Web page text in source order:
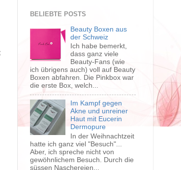
BELIEBTE POSTS
Beauty Boxen aus
der Schweiz
Ich habe bemerkt,
dass ganz viele
Beauty-Fans (wie
ich übrigens auch) voll auf Beauty
Boxen abfahren. Die Pinkbox war
die erste Box, welch...
Im Kampf gegen
Akne und unreiner
Haut mit Eucerin
Dermopure
In der Weihnachtzeit
hatte ich ganz viel "Besuch"...
Aber, ich spreche nicht von
gewöhnlichem Besuch. Durch die
süssen Naschereien...